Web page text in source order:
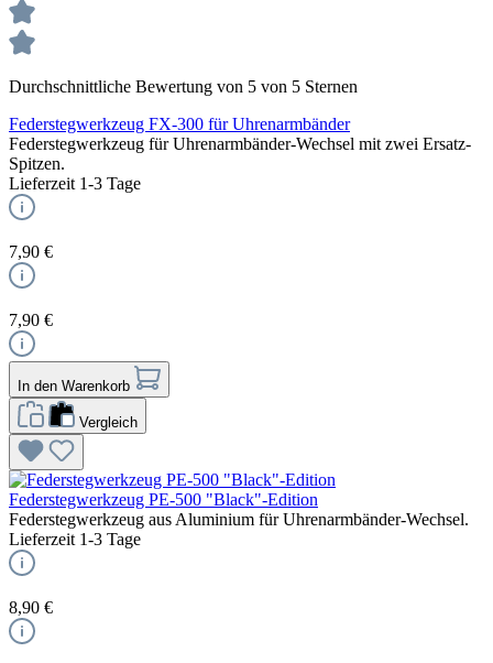
Durchschnittliche Bewertung von 5 von 5 Sternen
Federstegwerkzeug FX-300 für Uhrenarmbänder
Federstegwerkzeug für Uhrenarmbänder-Wechsel mit zwei Ersatz-
Spitzen.
Lieferzeit 1-3 Tage
7,90 €
7,90 €
In den Warenkorb
Vergleich
Federstegwerkzeug PE-500 "Black"-Edition
Federstegwerkzeug aus Aluminium für Uhrenarmbänder-Wechsel.
Lieferzeit 1-3 Tage
8,90 €